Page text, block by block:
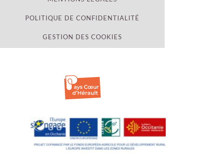
POLITIQUE DE CONFIDENTIALITÉ
GESTION DES COOKIES